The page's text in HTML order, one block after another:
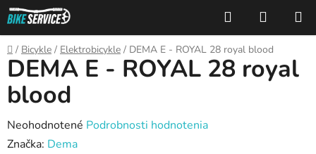
Prejsť
na
obsah
Hľadať
KOŠÍK
Domov
/ Bicykle / Elektrobicykle / DEMA E - ROYAL 28 royal blood
DEMA E - ROYAL 28 royal
blood
Priemerné
hodnotenie
Neohodnotené Podrobnosti hodnotenia
Značka: Dema